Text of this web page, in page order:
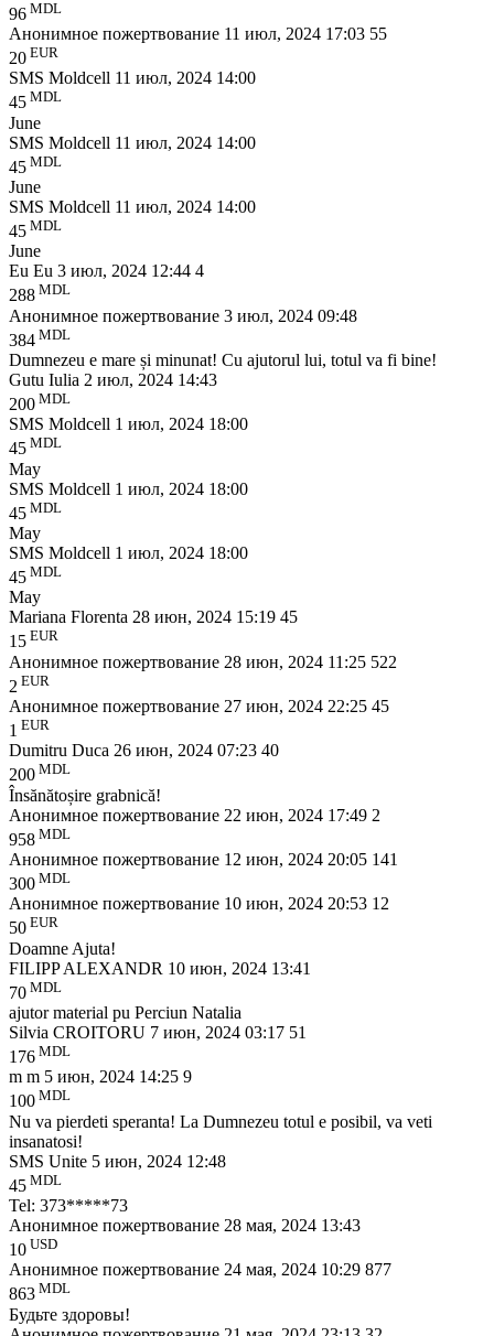
96 MDL
Анонимное пожертвование 11 июл, 2024 17:03 55
20 EUR
SMS Moldcell 11 июл, 2024 14:00
45 MDL
June
SMS Moldcell 11 июл, 2024 14:00
45 MDL
June
SMS Moldcell 11 июл, 2024 14:00
45 MDL
June
Eu Eu 3 июл, 2024 12:44 4
288 MDL
Анонимное пожертвование 3 июл, 2024 09:48
384 MDL
Dumnezeu e mare și minunat! Cu ajutorul lui, totul va fi bine!
Gutu Iulia 2 июл, 2024 14:43
200 MDL
SMS Moldcell 1 июл, 2024 18:00
45 MDL
May
SMS Moldcell 1 июл, 2024 18:00
45 MDL
May
SMS Moldcell 1 июл, 2024 18:00
45 MDL
May
Mariana Florenta 28 июн, 2024 15:19 45
15 EUR
Анонимное пожертвование 28 июн, 2024 11:25 522
2 EUR
Анонимное пожертвование 27 июн, 2024 22:25 45
1 EUR
Dumitru Duca 26 июн, 2024 07:23 40
200 MDL
Însănătoșire grabnică!
Анонимное пожертвование 22 июн, 2024 17:49 2
958 MDL
Анонимное пожертвование 12 июн, 2024 20:05 141
300 MDL
Анонимное пожертвование 10 июн, 2024 20:53 12
50 EUR
Doamne Ajuta!
FILIPP ALEXANDR 10 июн, 2024 13:41
70 MDL
ajutor material pu Perciun Natalia
Silvia CROITORU 7 июн, 2024 03:17 51
176 MDL
m m 5 июн, 2024 14:25 9
100 MDL
Nu va pierdeti speranta! La Dumnezeu totul e posibil, va veti
insanatosi!
SMS Unite 5 июн, 2024 12:48
45 MDL
Tel: 373*****73
Анонимное пожертвование 28 мая, 2024 13:43
10 USD
Анонимное пожертвование 24 мая, 2024 10:29 877
863 MDL
Будьте здоровы!